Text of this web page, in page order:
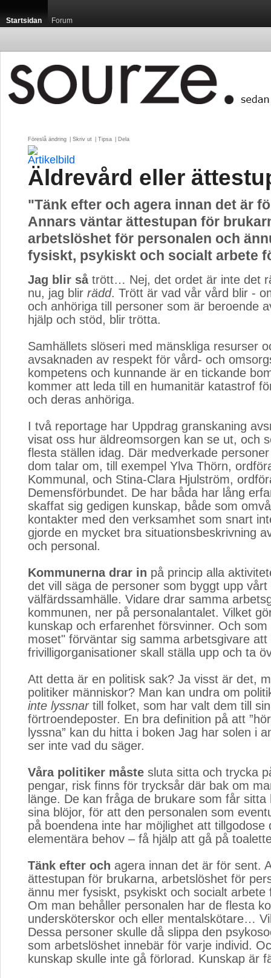
Startsidan Forum
Föreslå ändring Skriv ut Tipsa Dela
Äldrevård eller
"Tänk efter och agera innan det är
Annars väntar ättestupan för
arbetslöshet för personalen och
fysiskt, psykiskt och socialt arbete
Jag blir såtrött… Nej, det ordet är inte det
nu, jag blir rädd. Trött är vad vår vård blir -
och anhöriga till personer som är beroende
hjälp och stöd, blir trötta.
Samhällets slöseri med mänskliga resurser
avsaknaden av respekt för vård- och
kompetens och kunnande är en tickande
kommer att leda till en humanitär katastrof
och deras anhöriga.
I två reportage har Uppdrag granskaning
visat oss hur äldreomsorgen kan se ut, och
flesta ställen idag. Där medverkade
dom talar om, till exempel Ylva Thörn,
Kommunal, och Stina-Clara Hjulström,
Demensförbundet. De har båda har lång
skaffat sig gedigen kunskap, både som
kontakter med den verksamhet som snart
gjorde en mycket bra situationsbeskrivning
och personal.
Kommunerna drar in på princip alla
det vill säga de personer som byggt upp vårt
välfärdssamhälle. Vidare drar samma
kommunen, ner på personalantalet. Vilket
kunskap och erfarenhet försvinner. Och
moset" förväntar sig samma arbetsgivare att
frivilligorganisationer skall ställa upp och ta
Att detta är en politisk sak? Ja visst är det,
politiker människor? Man kan undra om
inte lyssnartill folket, som har valt dem till
förtroendeposter. En bra definition på att
lyssna” kan du hitta i boken Jag har solen i
ser inte vad du säger.
Våra politiker måste sluta sitta och trycka
pengar, risk finns för trycksår där bak om
länge. De kan fråga de brukare som får sitta
sina blöjor, för att den personalen som
på boendena inte har möjlighet att tillgodose
elementära behov – få hjälp att gå på
Tänk efter och agera innan det är för sent.
ättestupan för brukarna, arbetslöshet för
ännu mer fysiskt, psykiskt och socialt arbete
Om man behåller personalen har de flesta
undersköterskor och eller mentalskötare…
Dessa personer skulle då slippa den
som arbetslöshet innebär för varje individ.
kunskap skulle inte gå förlorad. Kunskap är